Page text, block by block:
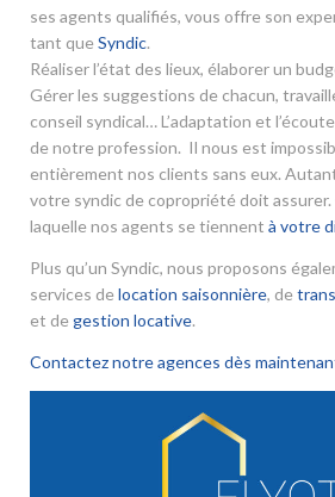
ses agents qualifiés, vous offre son
tant que Syndic.
Réaliser l’état des lieux, élaborer un
Gérer les suggestions de chacun,
conseil syndical… L’adaptation et
de notre profession. Il nous est
entièrement nos clients sans eux.
votre syndic de copropriété doit assurer.
laquelle nos agents se tiennent à votre
Plus qu’un Syndic, nous proposons
services de location saisonnière, de
et de gestion locative.
Contactez notre agences dès